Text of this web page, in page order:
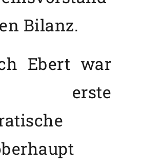
Bilanz.
Ebert war
erste